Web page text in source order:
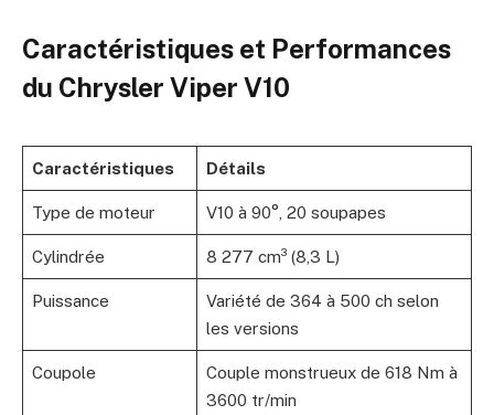
Caractéristiques et Performances
du Chrysler Viper V10
Caractéristiques Détails
Type de moteur V10 à 90°, 20 soupapes
Cylindrée 8 277 cm³ (8,3 L)
Puissance
Variété de 364 à 500 ch selon
les versions
Coupole
Couple monstrueux de 618 Nm à
3600 tr/min